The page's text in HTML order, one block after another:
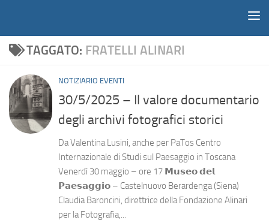
TAGGATO: FRATELLI ALINARI
NOTIZIARIO EVENTI
30/5/2025 – Il valore documentario
degli archivi fotografici storici
Da Valentina Lusini, anche per PaTos Centro
Internazionale di Studi sul Paesaggio in Toscana
Venerdì 30 maggio – ore 17 𝗠𝘂𝘀𝗲𝗼 𝗱𝗲𝗹
𝗣𝗮𝗲𝘀𝗮𝗴𝗴𝗶𝗼 – Castelnuovo Berardenga (Siena)
Claudia Baroncini, direttrice della Fondazione Alinari
per la Fotografia,...